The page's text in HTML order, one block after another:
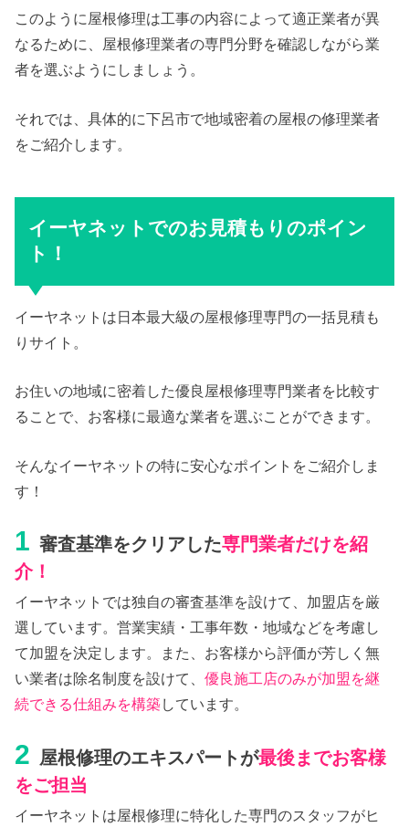
このように屋根修理は工事の内容によって適正業者が異
なるために、屋根修理業者の専門分野を確認しながら業
者を選ぶようにしましょう。
それでは、具体的に下呂市で地域密着の屋根の修理業者
をご紹介します。
イーヤネットでのお見積もりのポイン
ト！
イーヤネットは日本最大級の屋根修理専門の一括見積も
りサイト。
お住いの地域に密着した優良屋根修理専門業者を比較す
ることで、お客様に最適な業者を選ぶことができます。
そんなイーヤネットの特に安心なポイントをご紹介しま
す！
1 審査基準をクリアした専門業者だけを紹
介！
イーヤネットでは独自の審査基準を設けて、加盟店を厳
選しています。営業実績・工事年数・地域などを考慮し
て加盟を決定します。また、お客様から評価が芳しく無
い業者は除名制度を設けて、優良施工店のみが加盟を継
続できる仕組みを構築しています。
2 屋根修理のエキスパートが最後までお客様
をご担当
イーヤネットは屋根修理に特化した専門のスタッフがヒ